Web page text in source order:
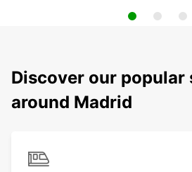
Discover our popular
around Madrid